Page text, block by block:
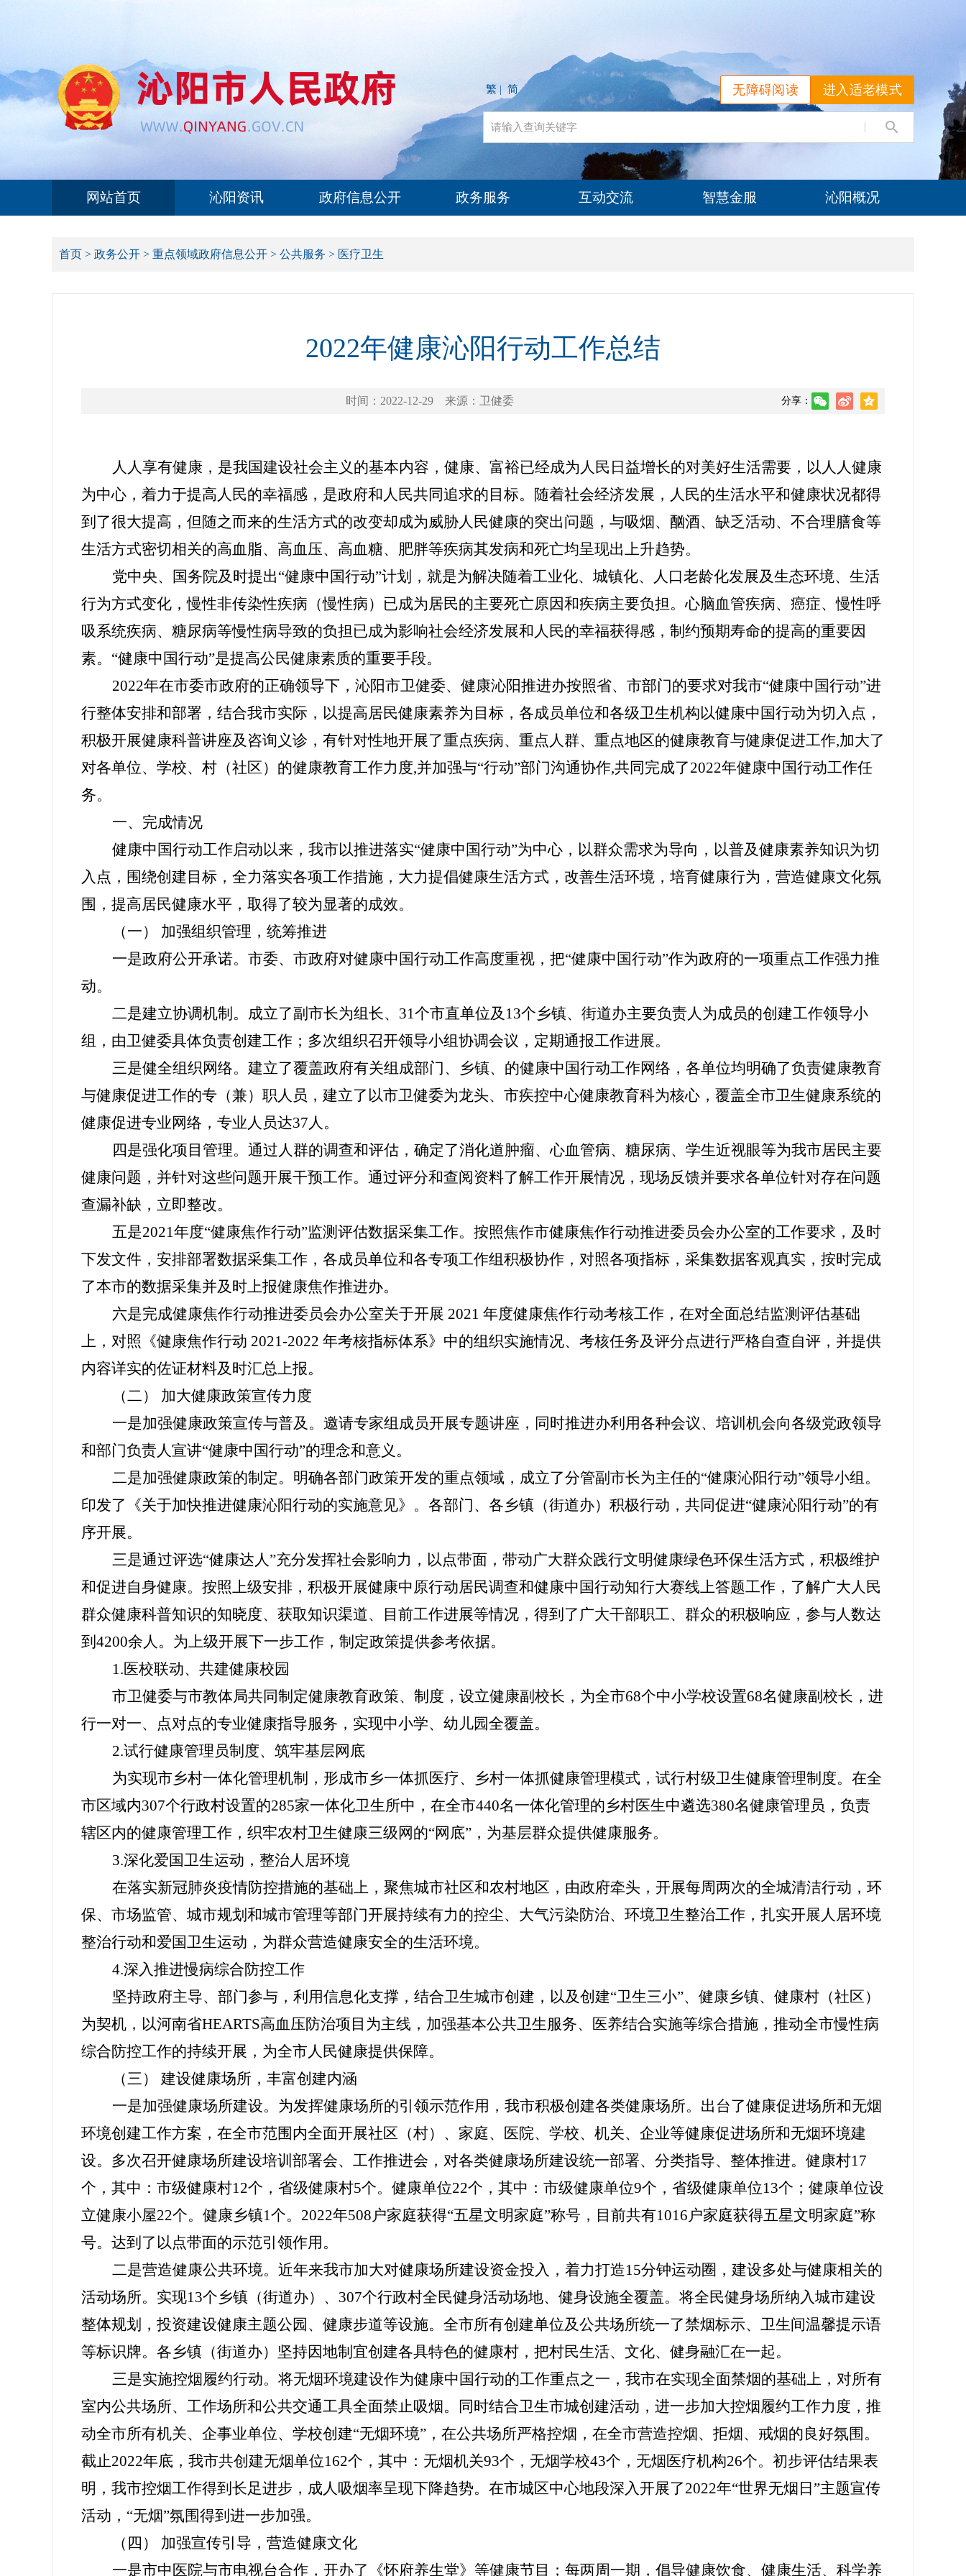
进入适老模式
无障碍阅读
繁 | 简
网站首页 沁阳资讯 政府信息公开 政务服务 互动交流 智慧金服 沁阳概况
首页 > 政务公开 > 重点领域政府信息公开 > 公共服务 > 医疗卫生
2022年健康沁阳行动工作总结
时间：2022-12-29 来源：卫健委 分享：
人人享有健康，是我国建设社会主义的基本内容， 健康、 富裕已经成为 人民日益增长的对美好生活需要，以人 人健康
为中心，着力于提高人民的幸福感， 是政府和人民共同追求的目标。随着社会经济发展，人民的生活水平和健康状况都得
到了很大提高，但随之而来的生活方式的改变却成为威胁人民健康的突出问题，与吸烟、酗酒、缺乏活动、不合理膳食等
生活方式密切相关的高血脂、高血压、高血糖、肥胖等疾病其发病和死亡均呈现出上升趋势。
党中央、国务院及时提出“健康中国行动”计划，就是为解决随着工业化、城镇化、人口老龄化发展及生态环境、生活
行为方式变化，慢性非传染性疾病（慢性病）已成为居民的主要死亡原因和疾病主要负担。心脑血管疾病、癌症、慢性呼
吸系统疾病、糖尿病等慢性病导致的负担已成为影响社会经济发展和人民的幸福获得感，制约预期寿命的提高的重要因
素。“健康中国行动”是提高公民健康素质的重要手段。
2022年在市委市政府的正确领导下， 沁阳市卫健委、 健康沁阳推进办按照省、市部门的要求对我市“健康中国行动”进
行整体安排和部署，结合我市实际， 以提高居民健康素养为目标，各成员单位和各级卫生机构以健康中国行动为切 入点，
积极开展健康科普讲座及咨询义诊 ， 有针对性地开展了重点疾病、重点人群、重点地区的健康教育与健康促进工作,加大了
对各单位、学校、村（社区）的健康教育工作力度,并加强与“行动”部门沟通协作,共同完成了2022年健康中国行动工作任
务。
一、完成情况
健康中国行动工作启动以来，我市以推进落实“健康中国行动”为中心 ，以群众需求为导向，以普及健康素养知识为切
入点，围绕创建目标，全力落实各项工作措施，大力提倡健康生活方式，改善生活环境，培育健康行为，营造健康文化氛
围 ，提高居民健康水平，取得了较为显著的成效。
（一） 加强组织管理，统筹推进
一是政府公开承诺。 市委、 市政府对健康中国行动工作高度重视，把“健康中国行动”作为政府的一项重点工作强力推
动。
二是建立协调机制。成立了副市长为组长、 31个市直单位及 13个乡镇、街道办主要负责人为成员的创建工作领导小
组， 由卫健委具体负责创建工作；多次组织召开领导小组协调会议，定期通报工作进展。
三是健全组织网络。建立了覆盖政府有关组成部门、乡镇、的健康中国行动工作网络，各单位均明确了负责健康教育
与健康促进工作的专（兼）职人员，建立了以市卫健委为龙头、 市疾控中心健康教育科为核心，覆盖全市卫生健康系统的
健康促进专业网络，专业人员达37人。
四是强化项目管理。 通过人群的调查和评估 ，确定了消化道肿瘤、心血管病、糖尿病、 学生近视眼等为我市居民主要
健康问题，并针对这些问题开展干预工作。 通过评分和查阅资料了解工作开展情况，现场反馈并要求各单位针对存在问题
查漏补缺， 立即整改。
五是2021年度“健康焦作行动”监测评估数据采集工作。按照焦作市健康焦作行动推进委员会办公室的工作要求，及时
下发文件，安排部署数据采集工作，各成员单位和各专项工作组积极协作，对照各项指标，采集数据客观真实，按时完成
了本市的数据采集并及时上报健康焦作推进办。
六是完成健康焦作行动推进委员会办公室关于开展 2021 年度健康焦作行动考核工作，在对全面总结监测评估基础
上，对照《健康焦作行动 2021-2022 年考核指标体系》中的组织实施情况、考核任务及评分点进行严格自查自评，并提供
内容详实的佐证材料及时汇总上报。
（二） 加大健康政策宣传力度
一是加强健康政策宣传与普及。邀请专家组成员开展专题讲座，同时推进办利用各种会议、培训机会向各级党政领导
和部门负责人宣讲“健康中国行动”的理念和意义。
二是加强健康政策的制定。明确各部门政策开发的重点领域，成立了分管副 市长为主任的“健康沁阳行动”领导小组 。
印发了《关于加快推进健康沁阳行动的实施意见》。各部门、各乡镇 （街道办） 积极行动，共同促进“健康沁阳行动”的有
序开展。
三是通过评选“健康达人”充分发挥社会影响力 ，以点带面， 带动广大群众践行文明健康绿色环保生活方式，积极维护
和促进自身健康。按照上级安排，积极开展健康中原行动居民调查和健康中国行动知行大赛线上答题工作，了解广大人民
群众健康科普知识的知晓度、获取知识渠道、目前工作进展等情况，得到了广大干部职工、群众的积极响应，参与人数达
到 4200余人。 为上级开展下一步工作，制定政策提供参考依据。
1.医校联动、共建健康校园
市卫健委与市教体局共同制定健康教育政策、制度 ， 设立健康副校长 ， 为全市68个中小学校设置68名健康副校长 ， 进
行一对一、点对点的专业健康指导服务，实现中小学、幼儿园全覆盖。
2.试行健康管理员制度、筑牢基层网底
为实现市乡村一体化管理机制，形成市乡一体抓医疗、乡村一体抓健康管理模式， 试行村级卫生健康管理制度。在全
市区域内307个行政村设置的285家一体化卫生所中 ，在全市440名一体化管理的乡村医生中遴选380名健康管理员， 负责
辖区内的健康管理工作， 织牢农村卫生健康三级网的“网底”，为基层群众提供健康服务。
3.深化爱国卫生运动 ， 整治人居环境
在落实新冠肺炎疫情防控措施的基础上，聚焦城市社区和农村地区， 由政府牵头，开展每周两次的全城清洁行动，环
保、市场监管、城市规划和城市管理等部门开展持续有力的控尘、大气污染防治、环境卫生整治工作， 扎实开展人居环境
整治行动和爱国卫生运动，为群众营造健康安全的生活环境。
4.深入推进慢病综合防控工作
坚持政府主导、部门参与，利用信息化支撑，结合卫生城市创建 ，以及创建“卫生三小”、健康乡镇、健康村（社区）
为契机，以河南省HEARTS高血压防治项目 为主线，加强基本公共卫生服务、 医养结合实施等综合措施，推动全市慢性病
综合防控工作的持续开展，为全市人民健康提供保障。
（三） 建设健康场所，丰富创建内涵
一是加强健康场所建设。为发挥健康场所的引领示范作用，我市积极创建各类健康场所。出台了健康促进场所和无烟
环境创建工作方案，在全市范围内全面开展社区（村）、家庭、医院、学校、机关、企业等健康促进场所和无烟环境建
设。多次召开健康场所建设培训部署会、工作推进会，对各类健康场所建设统一部署、分类指导、整体推进。 健康村17
个，其中：市级健康村12个，省级健康村5个。健康单位22个，其中：市级健康单位9个，省级健康单位13个；健康单位设
立健康小屋22个。健康乡镇1个。2022年508户家庭获得“五星文明家庭”称号，目前共有1016户家庭获得五星文明家庭”称
号。 达到了以点带面的示范引领作用。
二是营造健康公共环境。近年来我市加大对健康场所建设资金投入，着力打造15分钟运动圈，建设多处与健康相关的
活动场所。 实现13个乡镇 （街道办） 、 307个行政村全民健身活动场地、健身设施全覆盖。将全民健身场所纳入城市建设
整体规划，投资建设健康主题公园、健康步道等设施。全市所有创建单位及公共场所统一了禁烟标示、卫生间温馨提示语
等标识牌。各乡镇 （街道办） 坚持因地制宜创建各具特色的健康村，把村民生活、文化、健身融汇在一起。
三是实施控烟履约行动。将无烟环境建设作为健康中国行动的工作重点之一，我市在实现全面禁烟的基础上，对所有
室内公共场所、工作场所和公共交通工具全面禁止吸烟。同时结合卫生市城创建活动，进一步加大控烟履约工作力度，推
动全市所有机关、企事业单位、学校创建“无烟环境”，在公共场所严格控烟，在全市营造控烟、拒烟、戒烟的良好氛围。
截止2022年底，我市共创建无烟单位162个，其中：无烟机关93个，无烟学校43个，无烟医疗机构26个。初步评估结果表
明，我市控烟工作得到长足进步，成人吸烟率呈现下降趋势。在市城区中心地段深入开展了2022年“世界无烟日”主题宣传
活动，“无烟”氛围得到进一步加强。
（四） 加强宣传引导，营造健康文化
一是市中医院与市电视台合作 ， 开办了《怀府养生堂》等健康节目； 每两周一期，倡导健康饮食、健康生活、科学养